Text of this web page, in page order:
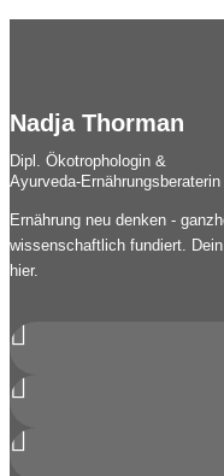
Nadja Thorman
Dipl. Ökotrophologin &
Ayurveda-Ernährungsberaterin
Ernährung neu denken -
wissenschaftlich fundiert.
hier.


